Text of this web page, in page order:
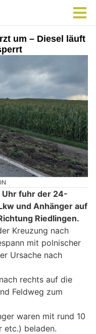
um – Diesel läuft
fuhr der 24-
und Anhänger auf
Riedlingen.
Kreuzung nach
mit polnischer
Ursache nach
rechts auf die
Feldweg zum
waren mit rund 10
etc.) beladen.